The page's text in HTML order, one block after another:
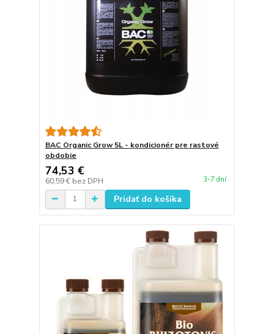
BAC Organic Grow 5L - kondicionér pre rastové
obdobie
74,53 €
60,59 € bez DPH 3-7 dní
Pridať do košíka